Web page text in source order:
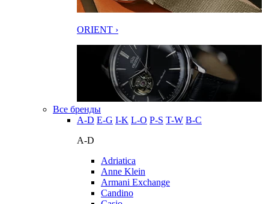
ORIENT ›
Все бренды
A-D E-G I-K L-O P-S T-W В-С
A-D
Adriatica
Anne Klein
Armani Exchange
Candino